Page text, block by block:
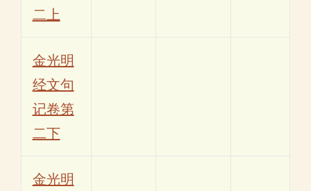
二上
金光明
经文句
记卷第
二下
金光明